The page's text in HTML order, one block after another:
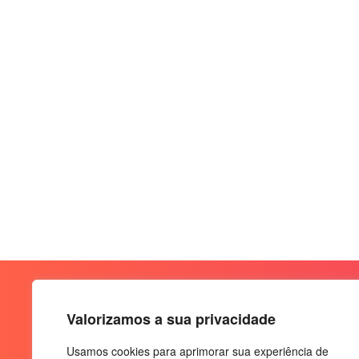
Valorizamos a sua privacidade
Usamos cookies para aprimorar sua experiência de